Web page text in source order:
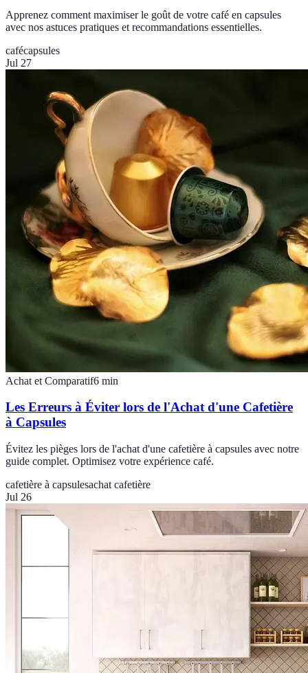
Apprenez comment maximiser le goût de votre café en capsules
avec nos astuces pratiques et recommandations essentielles.
cafécapsules
Jul 27
Achat et Comparatif6 min
Les Erreurs à Éviter lors de l'Achat d'une Cafetière
à Capsules
Évitez les pièges lors de l'achat d'une cafetière à capsules avec notre
guide complet. Optimisez votre expérience café.
cafetière à capsulesachat cafetière
Jul 26